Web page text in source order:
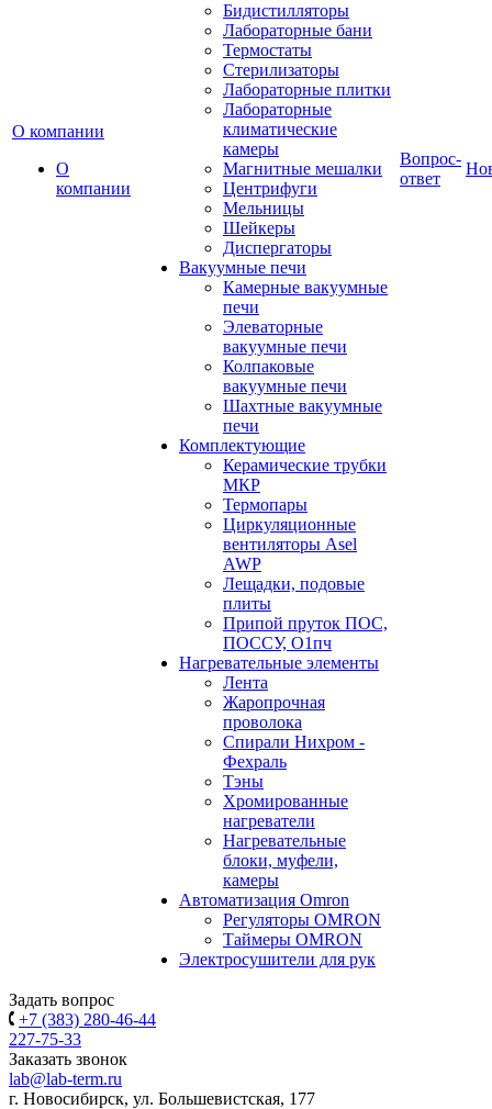
О компании
О
компании
Бидистилляторы
Лабораторные бани
Термостаты
Стерилизаторы
Лабораторные плитки
Лабораторные
климатические
камеры
Магнитные мешалки
Центрифуги
Мельницы
Шейкеры
Диспергаторы
Вакуумные печи
Камерные вакуумные
печи
Элеваторные
вакуумные печи
Колпаковые
вакуумные печи
Шахтные вакуумные
печи
Комплектующие
Керамические трубки
МКР
Термопары
Циркуляционные
вентиляторы Asel
AWP
Лещадки, подовые
плиты
Припой пруток ПОС,
ПОССУ, О1пч
Нагревательные элементы
Лента
Жаропрочная
проволока
Спирали Нихром -
Фехраль
Тэны
Хромированные
нагреватели
Нагревательные
блоки, муфели,
камеры
Автоматизация Omron
Регуляторы OMRON
Таймеры OMRON
Электросушители для рук
Вопрос-
ответ
Задать вопрос
+7 (383) 280-46-44
227-75-33
Заказать звонок
lab@lab-term.ru
г. Новосибирск, ул. Большевистская, 177